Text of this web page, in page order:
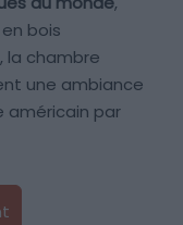
bois
la chambre
une ambiance
américain par